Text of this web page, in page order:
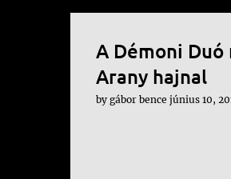
A Démoni
Arany hajnal
by gábor bence június 10,